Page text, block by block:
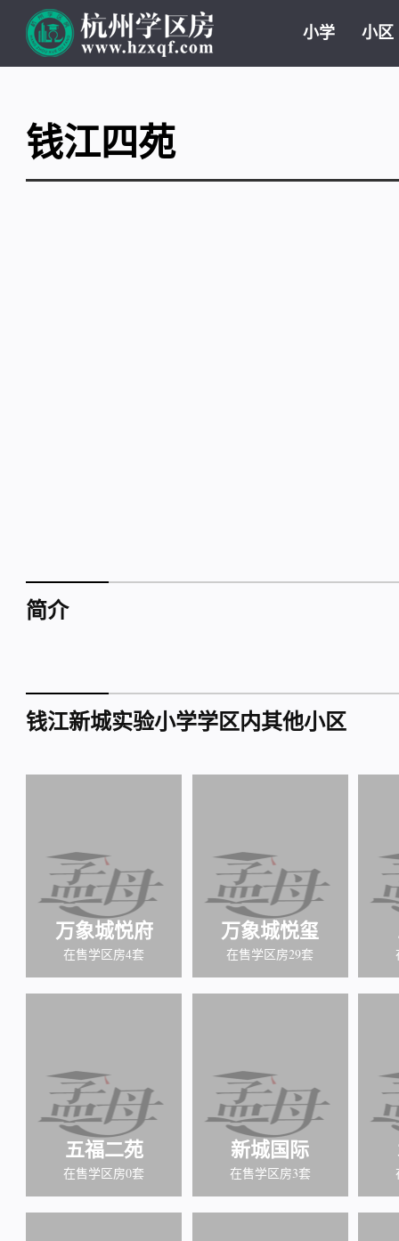
小学 小区
钱江四苑
简介
钱江新城实验小学学区内其他小区
万象城悦府
在售学区房4套
万象城悦玺
在售学区房29套
五福二苑
在售学区房0套
新城国际
在售学区房3套